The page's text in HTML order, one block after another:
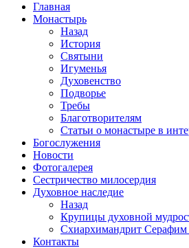
Главная
Монастырь
Назад
История
Святыни
Игуменья
Духовенство
Подворье
Требы
Благотворителям
Статьи о монастыре в
Богослужения
Новости
Фотогалерея
Сестричество милосердия
Духовное наследие
Назад
Крупицы духовной
Схиархимандрит
Контакты